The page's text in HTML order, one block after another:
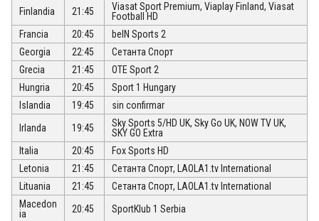
Finlandia
21:45
Viasat Sport Premium, Viaplay Finland, Viasat
Football HD
Francia
20:45
beIN Sports 2
Georgia
22:45
Сетанта Спорт
Grecia
21:45
OTE Sport 2
Hungria
20:45
Sport 1 Hungary
Islandia
19:45
sin confirmar
Irlanda
19:45
Sky Sports 5/HD UK, Sky Go UK, NOW TV UK,
SKY GO Extra
Italia
20:45
Fox Sports HD
Letonia
21:45
Сетанта Спорт, LAOLA1.tv International
Lituania
21:45
Сетанта Спорт, LAOLA1.tv International
Macedon
ia
20:45
SportKlub 1 Serbia